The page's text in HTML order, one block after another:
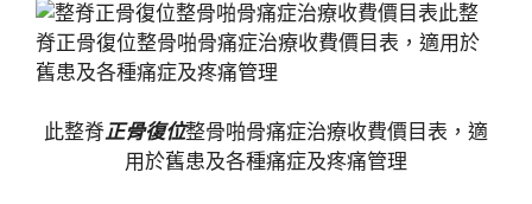
此整脊正骨復位整骨啪骨痛症治療收費價目表，適
用於舊患及各種痛症及疼痛管理